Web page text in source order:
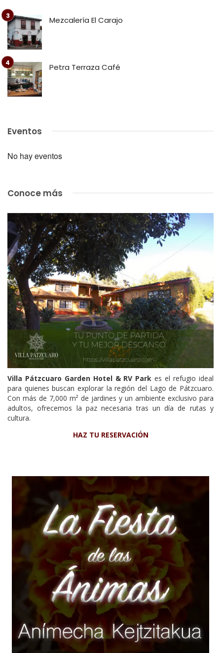
Mezcalería El Carajo
Petra Terraza Café
Eventos
No hay eventos
Conoce más
Villa Pátzcuaro Garden Hotel & RV Park es el refugio ideal
para quienes buscan explorar la región del Lago de Pátzcuaro.
Con más de 7,000 m² de jardines y un ambiente exclusivo para
adultos, ofrecemos la paz necesaria tras un día de rutas y
cultura.
HAZ TU RESERVACIÓN